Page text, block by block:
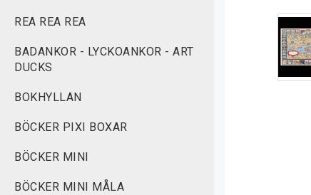
REA REA REA
BADANKOR - LYCKOANKOR - ART
DUCKS
BOKHYLLAN
BÖCKER PIXI BOXAR
BÖCKER MINI
BÖCKER MINI MÅLA